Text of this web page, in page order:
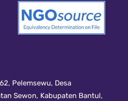
Pelemsewu, Desa
Sewon, Kabupaten Bantul,